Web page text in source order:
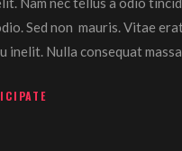
Sed non mauris. Vitae
inelit. Nulla consequat